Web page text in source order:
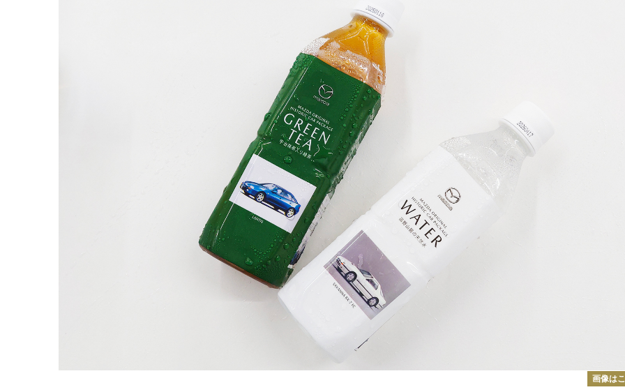
画像は